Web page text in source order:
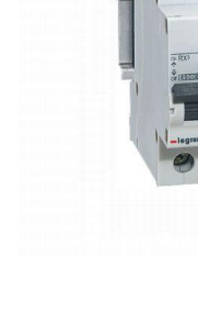
Incarcatoare acumulatori
Panouri fotovoltaice si
Panouri fotovoltaice
Sisteme prindere